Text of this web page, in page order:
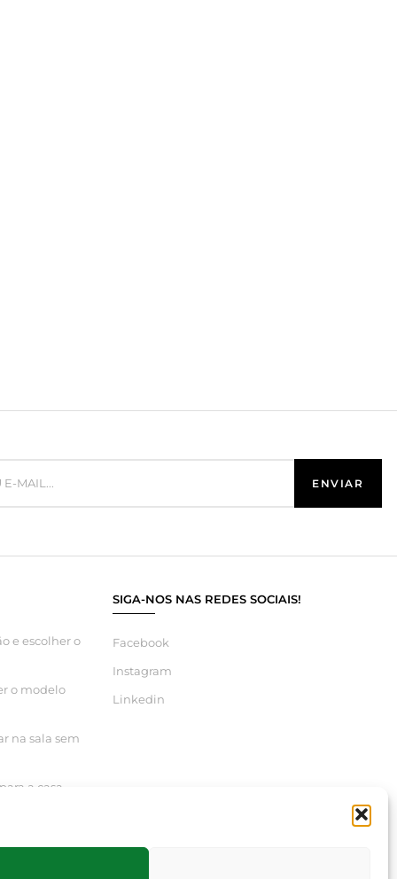
e escolher o
o modelo
na sala sem
a casa
SIGA-NOS NAS REDES SOCIAIS!
Facebook
Instagram
Linkedin